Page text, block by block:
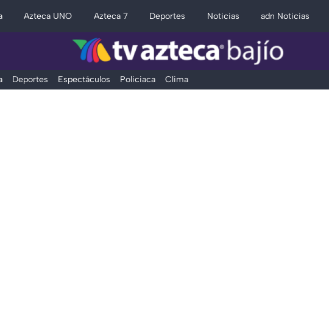
Azteca UNO Azteca 7 Deportes Noticias adn Noticias
Deportes Espectáculos Policiaca Clima